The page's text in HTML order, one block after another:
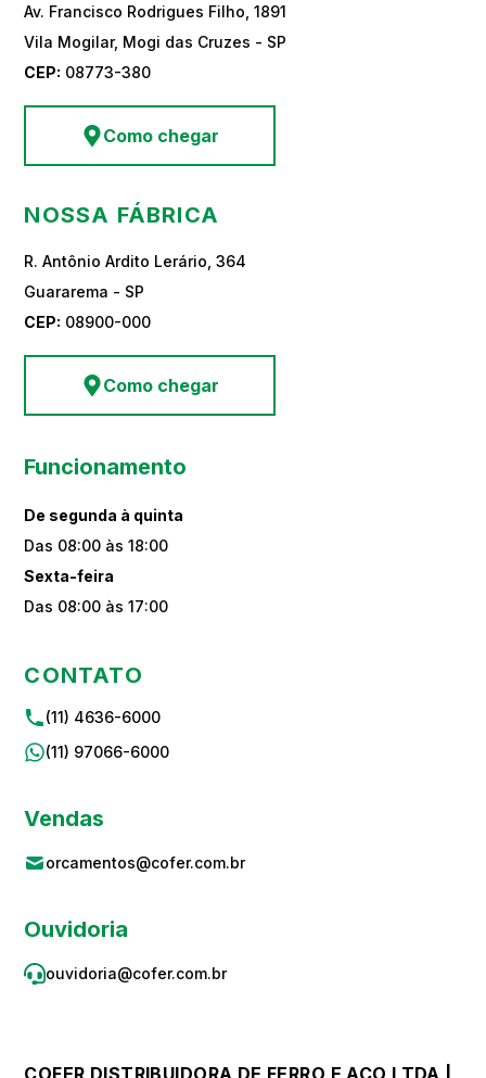
Av. Francisco Rodrigues Filho, 1891
Vila Mogilar, Mogi das Cruzes - SP
CEP: 08773-380
Como chegar
NOSSA FÁBRICA
R. Antônio Ardito Lerário, 364
Guararema - SP
CEP: 08900-000
Como chegar
Funcionamento
De segunda à quinta
Das 08:00 às 18:00
Sexta-feira
Das 08:00 às 17:00
CONTATO
(11) 4636-6000
(11) 97066-6000
Vendas
orcamentos@cofer.com.br
Ouvidoria
ouvidoria@cofer.com.br
COFER DISTRIBUIDORA DE FERRO E ACO LTDA |